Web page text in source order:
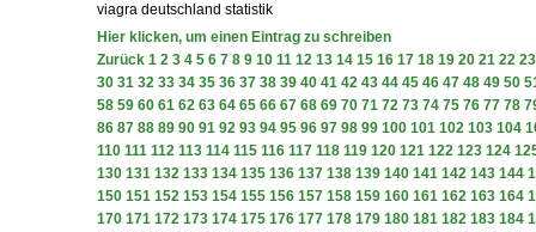
viagra deutschland statistik
Hier klicken, um einen Eintrag zu schreiben
Zurück 1 2 3 4 5 6 7 8 9 10 11 12 13 14 15 16 17 18 19 20 21 22 23
30 31 32 33 34 35 36 37 38 39 40 41 42 43 44 45 46 47 48 49 50
58 59 60 61 62 63 64 65 66 67 68 69 70 71 72 73 74 75 76 77 78
86 87 88 89 90 91 92 93 94 95 96 97 98 99 100 101 102 103 104
110 111 112 113 114 115 116 117 118 119 120 121 122 123 124
130 131 132 133 134 135 136 137 138 139 140 141 142 143 144
150 151 152 153 154 155 156 157 158 159 160 161 162 163 164
170 171 172 173 174 175 176 177 178 179 180 181 182 183 184